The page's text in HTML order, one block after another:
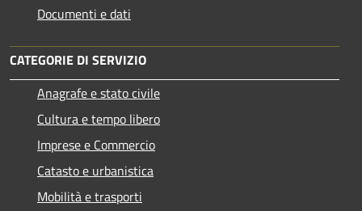
Documenti e dati
CATEGORIE DI SERVIZIO
Anagrafe e stato civile
Cultura e tempo libero
Imprese e Commercio
Catasto e urbanistica
Mobilità e trasporti